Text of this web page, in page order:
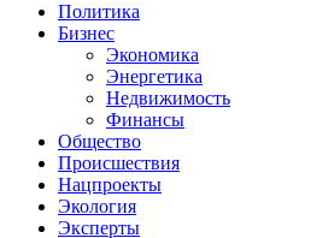
Политика
Бизнес
Экономика
Энергетика
Недвижимость
Финансы
Общество
Происшествия
Нацпроекты
Экология
Эксперты